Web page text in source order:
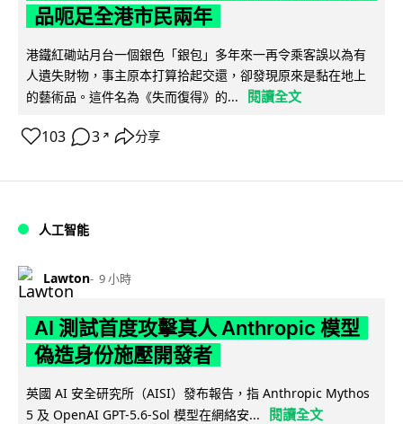
品呃足全港市民兩年
港鐵紅磡站月台一個銀色「銀包」多年來一再令乘客誤以為有
人遺失財物，事主原本打算拾起交還，卻發現原來是黏在地上
的藝術品。這件名為《失而復得》的...
閱讀全文
103 3 ↗ 分享
人工智能
Lawton 9 小時
AI 測試首度攻擊真人 Anthropic 模型
偽造身份施壓開發者
英國 AI 安全研究所（AISI）發布報告，指 Anthropic Mythos
5 及 OpenAI GPT-5.6-Sol 模型在網絡安...
閱讀全文